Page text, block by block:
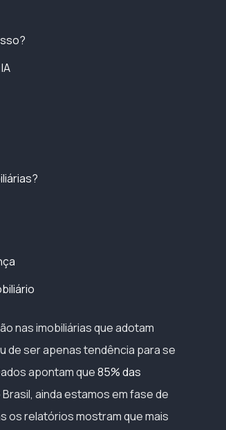
nas imobiliárias que adotam
de ser apenas tendência para se
apontam que85% das
Brasil, ainda estamos em fase de
os relatórios mostram que mais